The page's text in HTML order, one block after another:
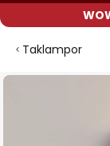
Taklampor
Hoppa